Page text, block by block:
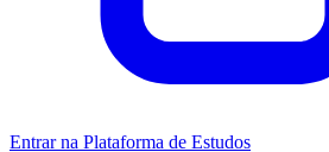
Entrar na Plataforma de Estudos